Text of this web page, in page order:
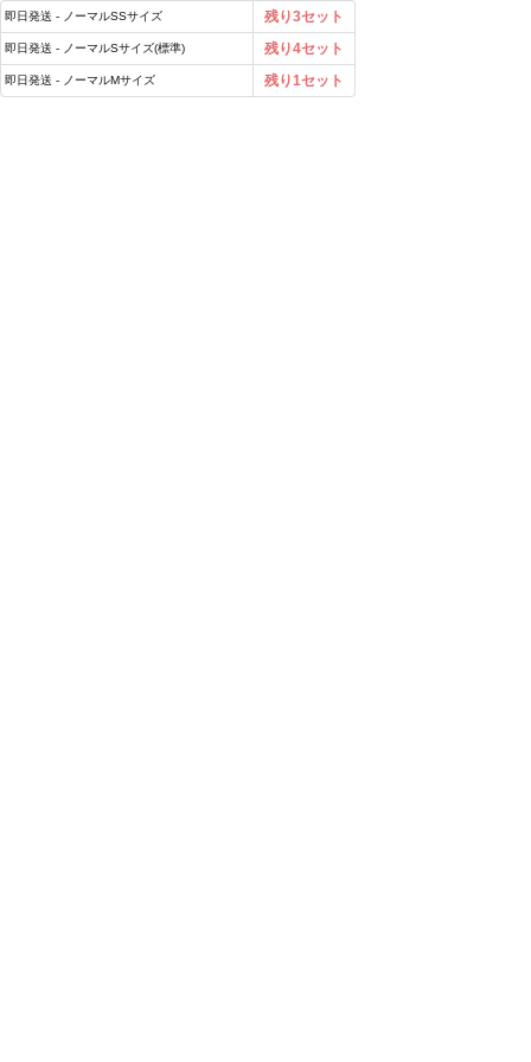
即日発送 - ノーマルSSサイズ 残り3セット
即日発送 - ノーマルSサイズ(標準) 残り4セット
即日発送 - ノーマルMサイズ 残り1セット